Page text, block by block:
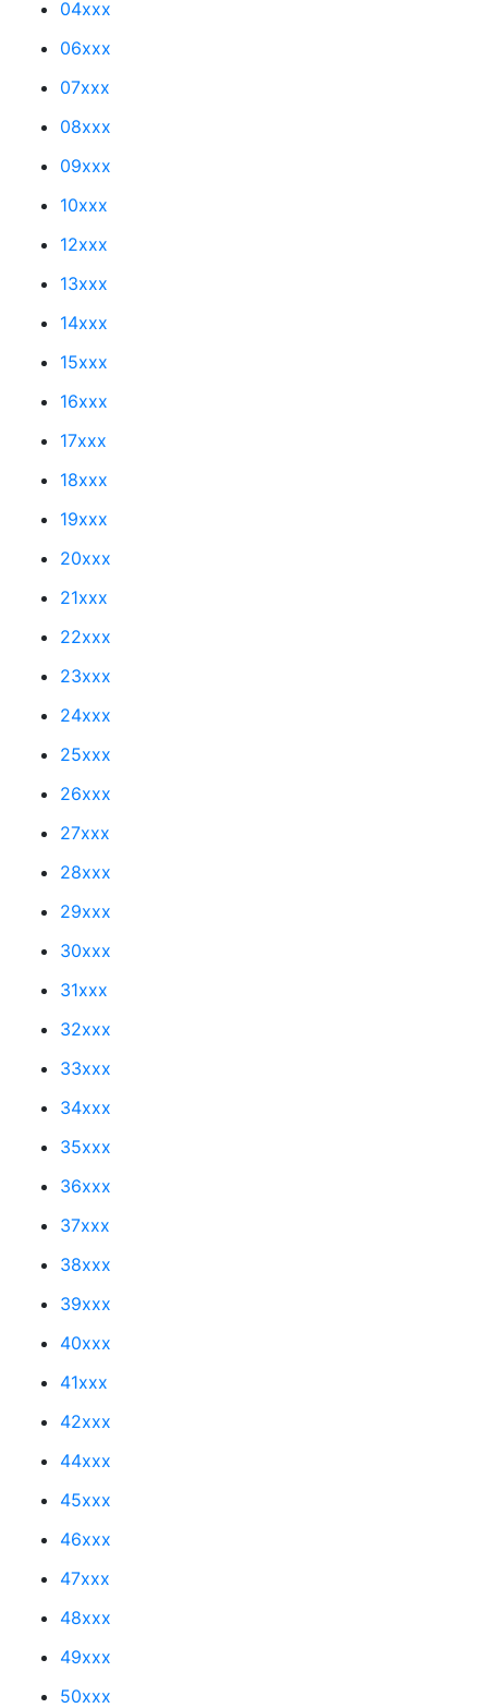
04xxx
06xxx
07xxx
08xxx
09xxx
10xxx
12xxx
13xxx
14xxx
15xxx
16xxx
17xxx
18xxx
19xxx
20xxx
21xxx
22xxx
23xxx
24xxx
25xxx
26xxx
27xxx
28xxx
29xxx
30xxx
31xxx
32xxx
33xxx
34xxx
35xxx
36xxx
37xxx
38xxx
39xxx
40xxx
41xxx
42xxx
44xxx
45xxx
46xxx
47xxx
48xxx
49xxx
50xxx